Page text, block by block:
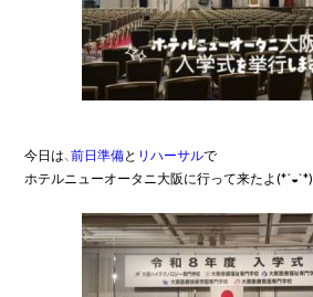
今日は、前日準備と リハーサルで
ホテルニューオータニ大阪に行って来たよ(*´◒`*)